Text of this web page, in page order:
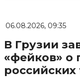
06.08.2026, 09:35
В Грузии
«фейков» о
российских